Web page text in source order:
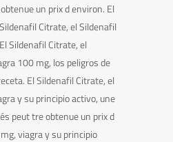
un prix d environ. El
Citrate, el Sildenafil
Sildenafil Citrate, el
100 mg, los peligros de
El Sildenafil Citrate, el
y su principio activo, une
peut tre obtenue un prix d
viagra y su principio